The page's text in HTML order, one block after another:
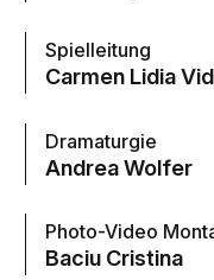
Spielleitung
Carmen Lidia
Dramaturgie
Andrea Wolfer
Photo-Video
Baciu Cristina